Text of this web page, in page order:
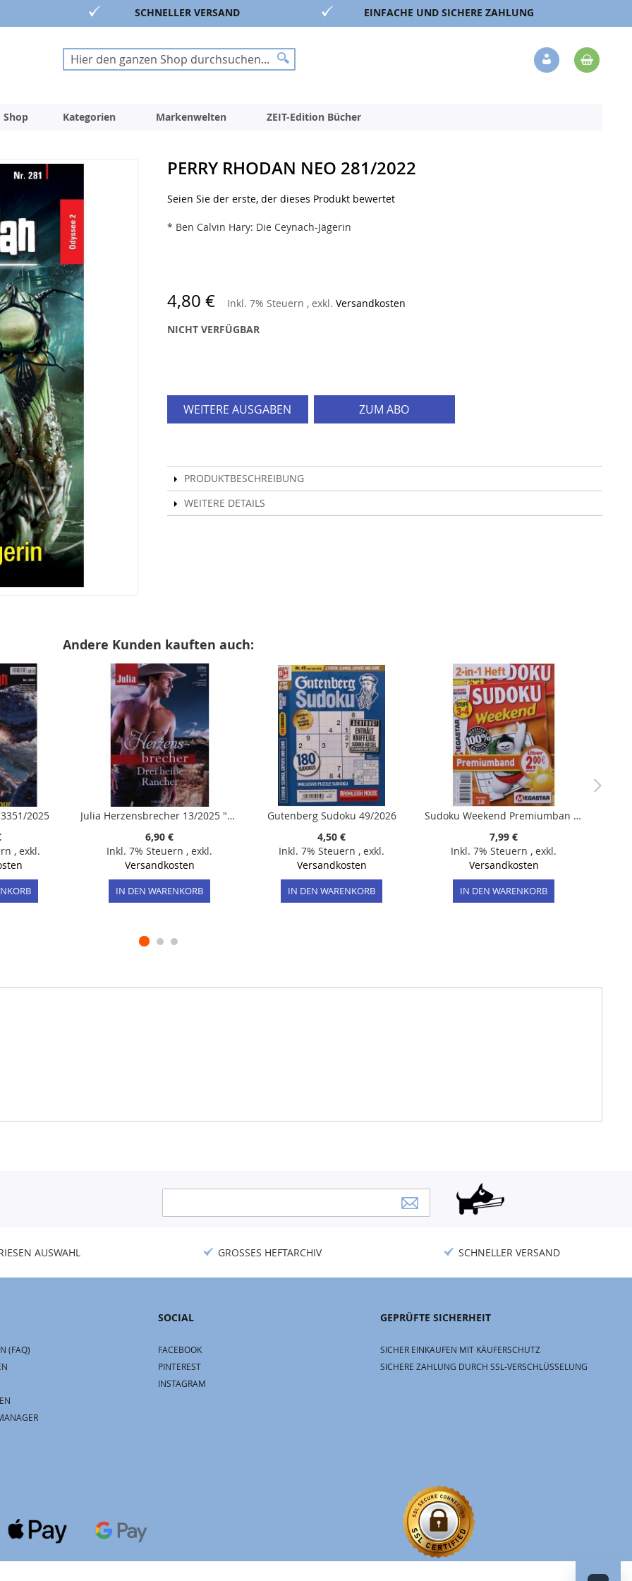
SCHNELLER VERSAND EINFACHE UND SICHERE ZAHLUNG
Suche
Suche
Veränderung
Shop Kategorien Markenwelten ZEIT-Edition Bücher
PERRY RHODAN NEO 281/2022
Seien Sie der erste, der dieses Produkt bewertet
* Ben Calvin Hary: Die Ceynach-Jägerin
4,80 € Inkl. 7% Steuern , exkl. Versandkosten
NICHT VERFÜGBAR
WEITERE AUSGABEN ZUM ABO
PRODUKTBESCHREIBUNG
WEITERE DETAILS
Andere Kunden kauften auch:
2025
, exkl.
Julia Herzensbrecher 13/2025 "Herzensbrecher – Drei heiße Rancher"
6,90 €
Inkl. 7% Steuern , exkl.
Versandkosten
IN DEN WARENKORB
Gutenberg Sudoku 49/2026
4,50 €
Inkl. 7% Steuern , exkl.
Versandkosten
IN DEN WARENKORB
Sudoku Weekend Premiumban 18/2026
7,99 €
Inkl. 7% Steuern , exkl.
Versandkosten
IN DEN WARENKORB
Newsletter:
AUSWAHL GROSSES HEFTARCHIV SCHNELLER VERSAND
(FAQ)
SOCIAL
FACEBOOK
PINTEREST
INSTAGRAM
GEPRÜFTE SICHERHEIT
SICHER EINKAUFEN MIT KÄUFERSCHUTZ
SICHERE ZAHLUNG DURCH SSL-VERSCHLÜSSELUNG